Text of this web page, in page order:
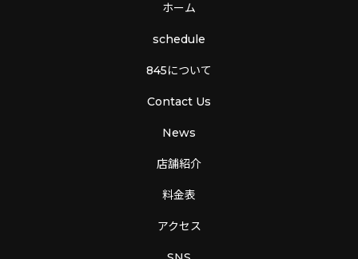
ホーム
schedule
845について
Contact Us
News
店舗紹介
料金表
アクセス